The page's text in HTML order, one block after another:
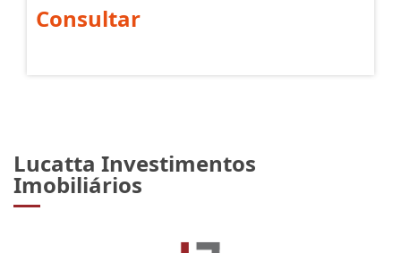
Consultar
Lucatta Investimentos
Imobiliários